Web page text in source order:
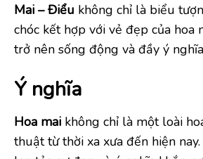
Mai – Điểu không chỉ là biểu
chóc kết hợp với vẻ đẹp của
trở nên sống động và đầy ý
Ý nghĩa
Hoa mai không chỉ là một loài
thuật từ thời xa xưa đến hiện